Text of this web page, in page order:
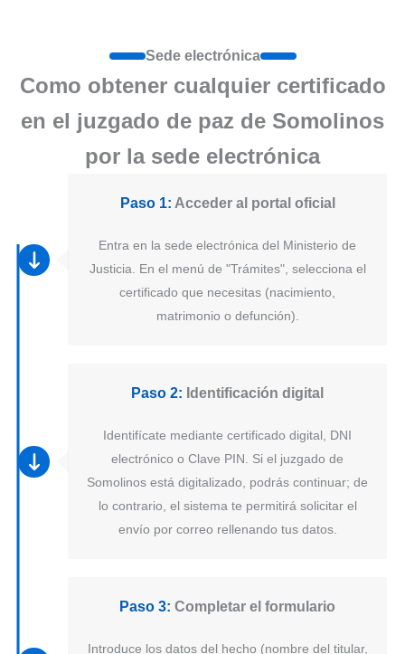
Sede electrónica
Como obtener cualquier certificado
en el juzgado de paz de Somolinos
por la sede electrónica
Paso 1: Acceder al portal oficial
Entra en la sede electrónica del Ministerio de
Justicia. En el menú de "Trámites", selecciona el
certificado que necesitas (nacimiento,
matrimonio o defunción).
Paso 2: Identificación digital
Identifícate mediante certificado digital, DNI
electrónico o Clave PIN. Si el juzgado de
Somolinos está digitalizado, podrás continuar; de
lo contrario, el sistema te permitirá solicitar el
envío por correo rellenando tus datos.
Paso 3: Completar el formulario
Introduce los datos del hecho (nombre del titular,